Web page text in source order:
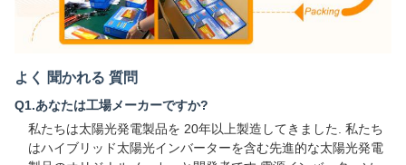
よく 聞かれる 質問
Q1.あなたは工場メーカーですか?
私たちは太陽光発電製品を 20年以上製造してきました. 私たち
はハイブリッド太陽光インバーターを含む先進的な太陽光発電